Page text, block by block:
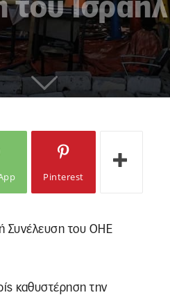
του Ισραήλ
Pinterest
Συνέλευση του ΟΗΕ
καθυστέρηση την